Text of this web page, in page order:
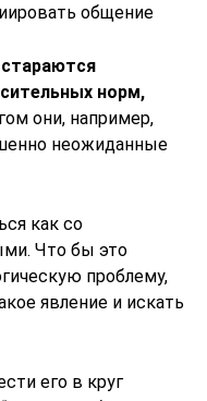
общение
норм,
они, например,
неожиданные
как со
Что бы это
проблему,
явление и искать
его в круг